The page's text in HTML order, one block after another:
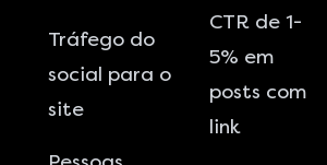
Tráfego do
social para o
site
CTR de 1-
5% em
posts com
link